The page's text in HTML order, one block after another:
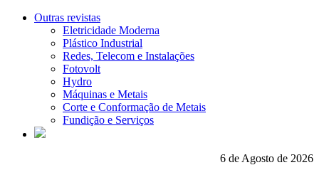
Outras revistas
Eletricidade Moderna
Plástico Industrial
Redes, Telecom e Instalações
Fotovolt
Hydro
Máquinas e Metais
Corte e Conformação de Metais
Fundição e Serviços
6 de Agosto de 2026